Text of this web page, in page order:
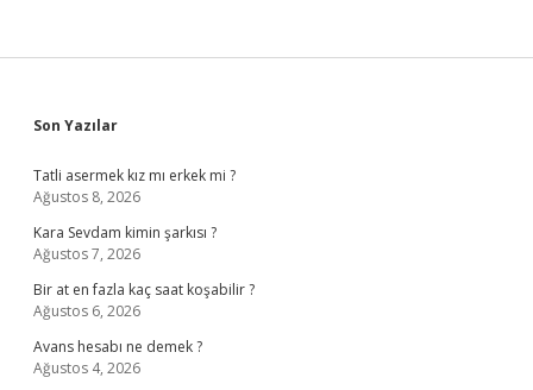
Sidebar
Son Yazılar
Tatli asermek kız mı erkek mi ?
Ağustos 8, 2026
Kara Sevdam kimin şarkısı ?
Ağustos 7, 2026
Bir at en fazla kaç saat koşabilir ?
Ağustos 6, 2026
Avans hesabı ne demek ?
Ağustos 4, 2026